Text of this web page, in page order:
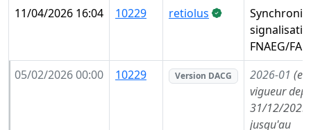
11/04/2026 16:04
10229 retiolus
FNAEG/
05/02/2026 00:00
10229 Version DACG 2026-01 (en
vigueur
31/12/2025,
jusqu'au